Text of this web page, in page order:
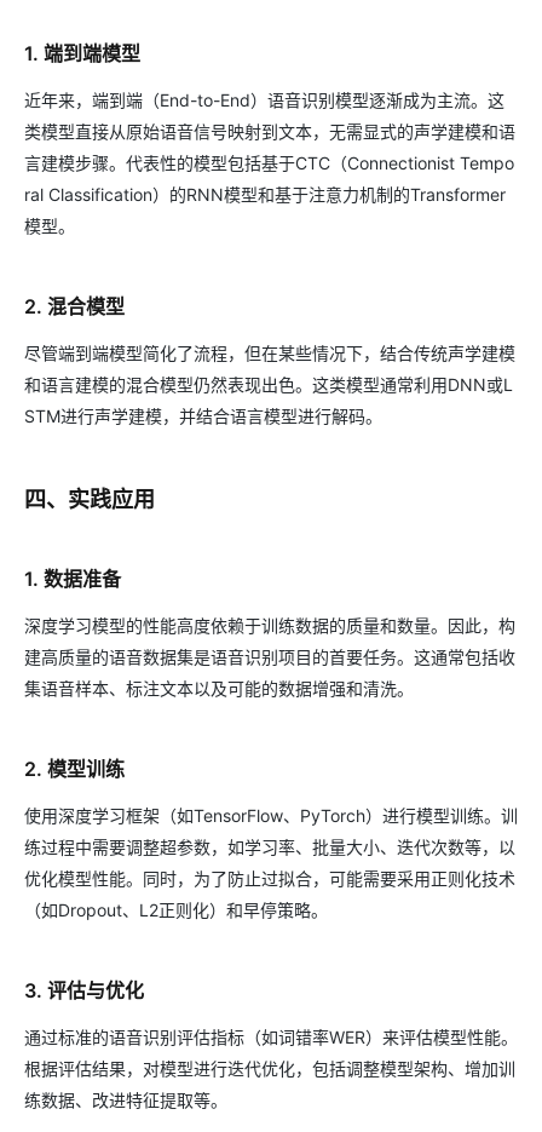
1. 端到端模型
近年来，端到端（End-to-End）语音识别模型逐渐成为主流。这
类模型直接从原始语音信号映射到文本，无需显式的声学建模和语
言建模步骤。代表性的模型包括基于CTC（Connectionist Tempo
ral Classification）的RNN模型和基于注意力机制的Transformer
模型。
2. 混合模型
尽管端到端模型简化了流程，但在某些情况下，结合传统声学建模
和语言建模的混合模型仍然表现出色。这类模型通常利用DNN或L
STM进行声学建模，并结合语言模型进行解码。
四、实践应用
1. 数据准备
深度学习模型的性能高度依赖于训练数据的质量和数量。因此，构
建高质量的语音数据集是语音识别项目的首要任务。这通常包括收
集语音样本、标注文本以及可能的数据增强和清洗。
2. 模型训练
使用深度学习框架（如TensorFlow、PyTorch）进行模型训练。训
练过程中需要调整超参数，如学习率、批量大小、迭代次数等，以
优化模型性能。同时，为了防止过拟合，可能需要采用正则化技术
（如Dropout、L2正则化）和早停策略。
3. 评估与优化
通过标准的语音识别评估指标（如词错率WER）来评估模型性能。
根据评估结果，对模型进行迭代优化，包括调整模型架构、增加训
练数据、改进特征提取等。